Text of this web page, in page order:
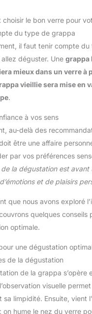
choisir le bon verre pour
du type de grappa
il faut tenir compte
déguster. Une grappa
mieux dans un verre à
vieillie sera mise en
.
à vos sens
au-delà des
être une affaire
par vos préférences
la dégustation est avant
et de plaisirs
que nous avons exploré
quelques conseils
optimale.
une dégustation
de la dégustation
de la grappa s’opère
visuelle
sa limpidité. Ensuite, vient
on hume le nez du verre